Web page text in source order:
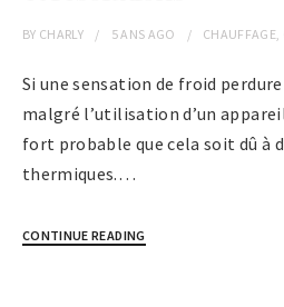
BY CHARLY 5 ANS AGO CHAUFFAGE,
Si une sensation de froid
malgré l’utilisation d’un
fort probable que cela soit dû à
thermiques.…
CONTINUE READING